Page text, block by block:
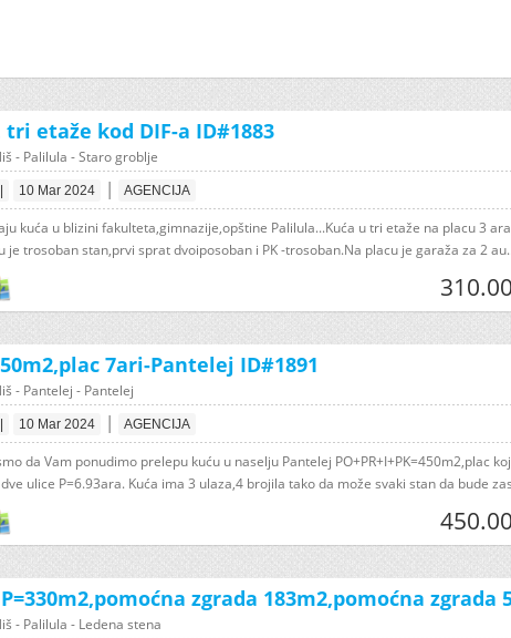
tri etaže kod DIF-a ID#1883
- Palilula - Staro groblje
10 Mar 2024 | AGENCIJA
kuća u blizini fakulteta,gimnazije,opštine Palilula...Kuća u tri etaže na placu 3
je trosoban stan,prvi sprat dvoiposoban i PK -trosoban.Na placu je garaža za 2
7ari-Pantelej ID#1891
- Pantelej - Pantelej
10 Mar 2024 | AGENCIJA
da Vam ponudimo prelepu kuću u naselju Pantelej PO+PR+I+PK=450m2,plac
ulice P=6.93ara. Kuća ima 3 ulaza,4 brojila tako da može svaki stan da bude
zgrada 183m2,pomoćna zgrada
- Palilula - Ledena stena